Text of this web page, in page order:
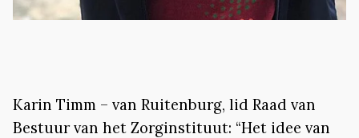
Karin Timm – van Ruitenburg, lid Raad van
Bestuur van het Zorginstituut: “Het idee van